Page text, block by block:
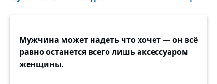
Мужчина может надеть что хочет — он всё
равно останется всего лишь аксессуаром
женщины.